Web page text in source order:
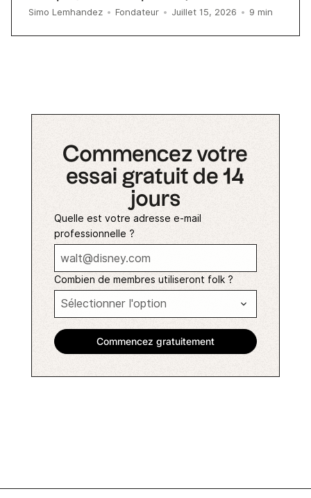
Simo Lemhandez • Fondateur • Juillet 15, 2026 • 9 min
Commencez votre
essai gratuit de 14
jours
Quelle est votre adresse e-mail
professionnelle ?
Combien de membres utiliseront folk ?